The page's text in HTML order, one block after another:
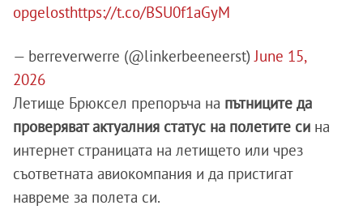
opgelosthttps://t.co/BSU0f1aGyM
— berreverwerre (@linkerbeeneerst)June 15,
2026
Летище Брюксел препоръча на пътниците да
проверяват актуалния статус на полетите си на
интернет страницата на летището или чрез
съответната авиокомпания и да пристигат
навреме за полета си.